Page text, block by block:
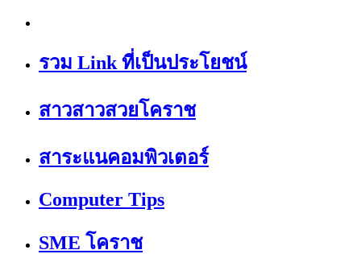
รวม Link ที่เป็นประโยชน์
สาวสาวสวยโคราช
สาระแนคอมพิวเตอร์
Computer Tips
SME โคราช